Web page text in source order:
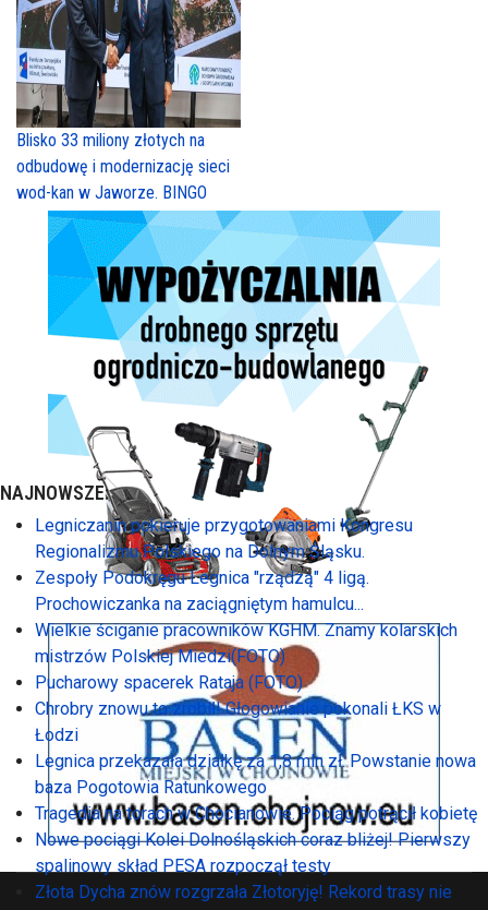
Blisko 33 miliony złotych na
odbudowę i modernizację sieci
wod-kan w Jaworze. BINGO
NAJNOWSZE:
Legniczanin pokieruje przygotowaniami Kongresu
Regionalizmu Polskiego na Dolnym Śląsku.
Zespoły Podokręgu Legnica "rządzą" 4 ligą.
Prochowiczanka na zaciągniętym hamulcu...
Wielkie ściganie pracowników KGHM. Znamy kolarskich
mistrzów Polskiej Miedzi(FOTO)
Pucharowy spacerek Rataja (FOTO)
Chrobry znowu to zrobił! Głogowianie pokonali ŁKS w
Łodzi
Legnica przekazała działkę za 1,8 mln zł. Powstanie nowa
baza Pogotowia Ratunkowego
Tragedia na torach w Chocianowie. Pociąg potrącił kobietę
Nowe pociągi Kolei Dolnośląskich coraz bliżej! Pierwszy
spalinowy skład PESA rozpoczął testy
Złota Dycha znów rozgrzała Złotoryję! Rekord trasy nie